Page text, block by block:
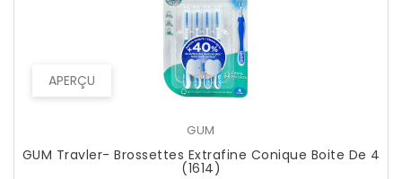
APERÇU
GUM
GUM Travler- Brossettes Extrafine Conique Boite De 4
(1614)